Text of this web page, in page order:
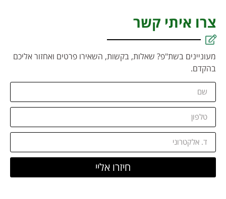
צרו איתי קשר
מעוניינים בשת"פ? שאלות, בקשות, השאירו פרטים ואחזור אליכם
בהקדם.
חיזרו אליי